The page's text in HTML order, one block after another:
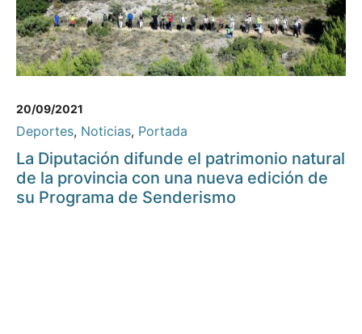
20/09/2021
Deportes, Noticias, Portada
La Diputación difunde el patrimonio natural
de la provincia con una nueva edición de
su Programa de Senderismo